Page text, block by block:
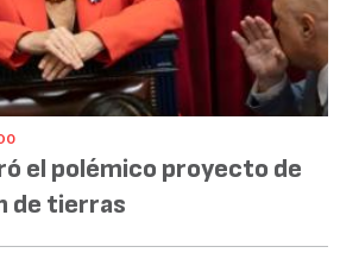
el polémico proyecto de
de tierras